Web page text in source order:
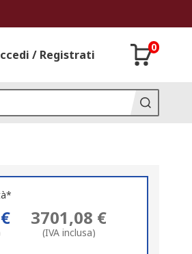
/ Registrati
0
3701,08 €
(IVA inclusa)